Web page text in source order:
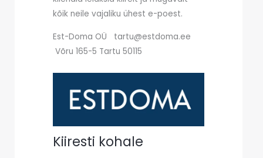
kõik neile vajaliku ühest e-poest.
Est-Doma OÜ tartu@estdoma.ee
Võru 165-5 Tartu 50115
Kiiresti kohale